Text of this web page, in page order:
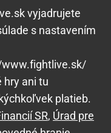
vyjadrujete
s nastavením
www.fightlive.sk/
hry ani tu
platieb.
SR, Úrad pre